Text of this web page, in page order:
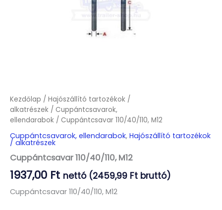
Kezdőlap / Hajószállító tartozékok /
alkatrészek / Cuppántcsavarok,
ellendarabok / Cuppántcsavar 110/40/110, M12
Cuppántcsavarok, ellendarabok, Hajószállító tartozékok
/ alkatrészek
Cuppántcsavar 110/40/110, M12
1937,00 Ft nettó (2459,99 Ft bruttó)
Cuppántcsavar 110/40/110, M12